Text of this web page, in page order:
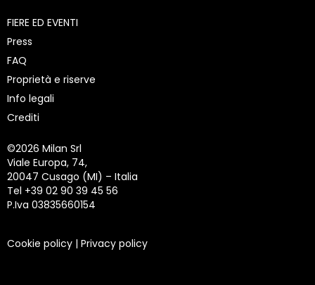
FIERE ED EVENTI
Press
FAQ
Proprietà e riserve
Info legali
Crediti
©2026 Milan Srl
Viale Europa, 74,
20047 Cusago (MI) – Italia
Tel +39 02 90 39 45 56
P.Iva 03835660154
Cookie policy | Privacy policy